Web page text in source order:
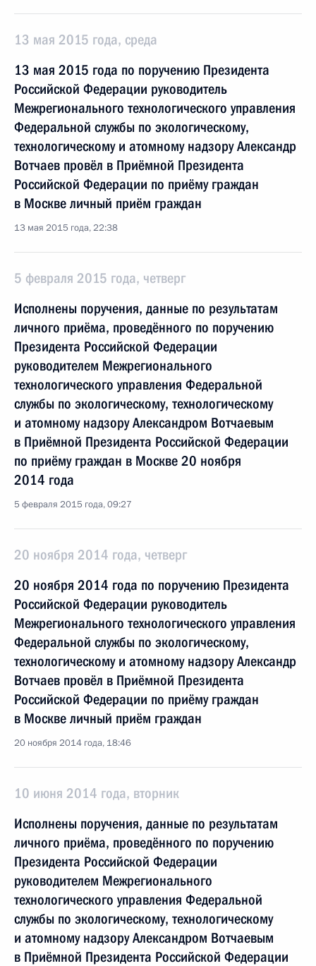
13 мая 2015 года, среда
13 мая 2015 года по поручению Президента
Российской Федерации руководитель
Межрегионального технологического управления
Федеральной службы по экологическому,
технологическому и атомному надзору Александр
Вотчаев провёл в Приёмной Президента
Российской Федерации по приёму граждан
в Москве личный приём граждан
13 мая 2015 года, 22:38
5 февраля 2015 года, четверг
Исполнены поручения, данные по результатам
личного приёма, проведённого по поручению
Президента Российской Федерации
руководителем Межрегионального
технологического управления Федеральной
службы по экологическому, технологическому
и атомному надзору Александром Вотчаевым
в Приёмной Президента Российской Федерации
по приёму граждан в Москве 20 ноября
2014 года
5 февраля 2015 года, 09:27
20 ноября 2014 года, четверг
20 ноября 2014 года по поручению Президента
Российской Федерации руководитель
Межрегионального технологического управления
Федеральной службы по экологическому,
технологическому и атомному надзору Александр
Вотчаев провёл в Приёмной Президента
Российской Федерации по приёму граждан
в Москве личный приём граждан
20 ноября 2014 года, 18:46
10 июня 2014 года, вторник
Исполнены поручения, данные по результатам
личного приёма, проведённого по поручению
Президента Российской Федерации
руководителем Межрегионального
технологического управления Федеральной
службы по экологическому, технологическому
и атомному надзору Александром Вотчаевым
в Приёмной Президента Российской Федерации